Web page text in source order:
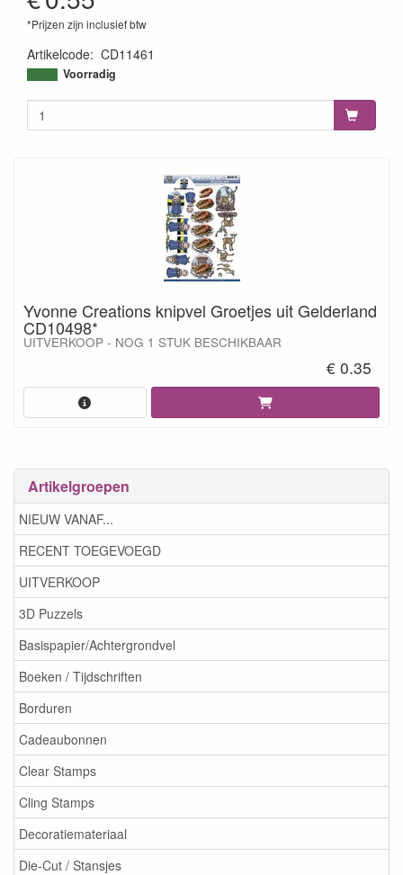
Artikelgroepen
NIEUW VANAF...
RECENT TOEGEVOEGD
UITVERKOOP
3D Puzzels
Basispapier/Achtergrondvel
Boeken / Tijdschriften
Borduren
Cadeaubonnen
Clear Stamps
Cling Stamps
Decoratiemateriaal
Die-Cut / Stansjes
*Prijzen zijn inclusief btw
Artikelcode: CD11461
8718715073357
Voorradig
Yvonne Creations knipvel Groetjes uit Gelderland
CD10498*
UITVERKOOP - NOG 1 STUK BESCHIKBAAR
€ 0.35